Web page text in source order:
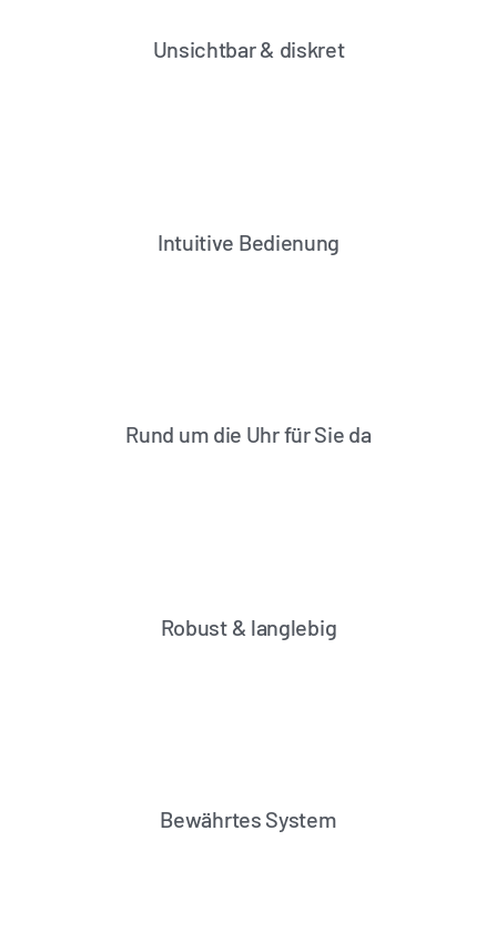
Unsichtbar & diskret
Intuitive Bedienung
Rund um die Uhr für Sie da
Robust & langlebig
Bewährtes System